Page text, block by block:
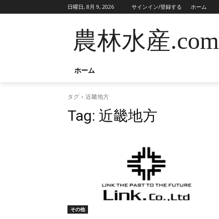
日曜日, 8月 9, 2026 サインイン/登録する ホーム
農林水産.com
ホーム
タグ 近畿地方
Tag: 近畿地方
その他